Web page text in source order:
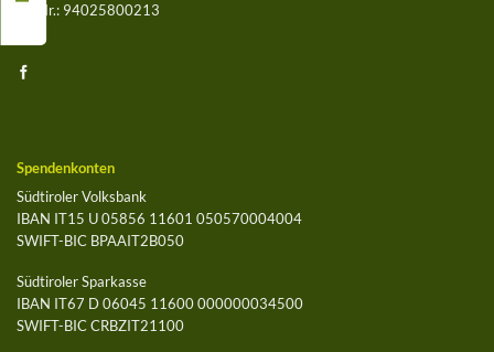
St.-Nr.: 94025800213
Spendenkonten
Südtiroler Volksbank
IBAN IT15 U 05856 11601 050570004004
SWIFT-BIC BPAAIT2B050
Südtiroler Sparkasse
IBAN IT67 D 06045 11600 000000034500
SWIFT-BIC CRBZIT21100